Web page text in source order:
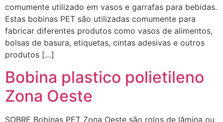
comumente utilizado em vasos e garrafas para bebidas.
Estas bobinas PET são utilizadas comumente para
fabricar diferentes produtos como vasos de alimentos,
bolsas de basura, etiquetas, cintas adesivas e outros
produtos […]
Bobina plastico polietileno
Zona Oeste
SOBRE Bobinas PET Zona Oeste são rolos de lâmina ou